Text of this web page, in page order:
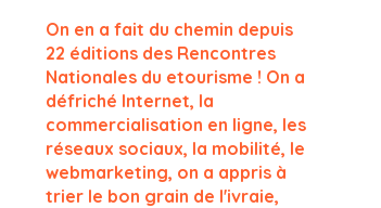
On en a fait du chemin depuis
22 éditions des Rencontres
Nationales du etourisme ! On a
défriché Internet, la
commercialisation en ligne, les
réseaux sociaux, la mobilité, le
webmarketing, on a appris à
trier le bon grain de l'ivraie,